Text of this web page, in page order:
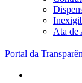
Ata de
Portal da